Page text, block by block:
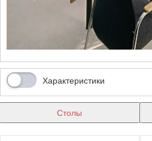
Характеристики
Столы